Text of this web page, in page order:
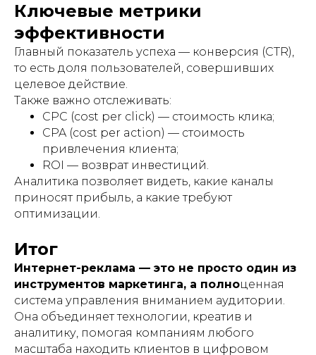
Ключевые метрики
эффективности
Главный показатель успеха — конверсия (CTR),
то есть доля пользователей, совершивших
целевое действие.
Также важно отслеживать:
CPC (cost per click) — стоимость клика;
CPA (cost per action) — стоимость
привлечения клиента;
ROI — возврат инвестиций.
Аналитика позволяет видеть, какие каналы
приносят прибыль, а какие требуют
оптимизации.
Итог
Интернет-реклама — это не просто один из
инструментов маркетинга, а полноценная
система управления вниманием аудитории.
Она объединяет технологии, креатив и
аналитику, помогая компаниям любого
масштаба находить клиентов в цифровом